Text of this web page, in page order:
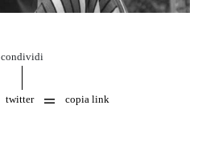
condividi
twitter copia link